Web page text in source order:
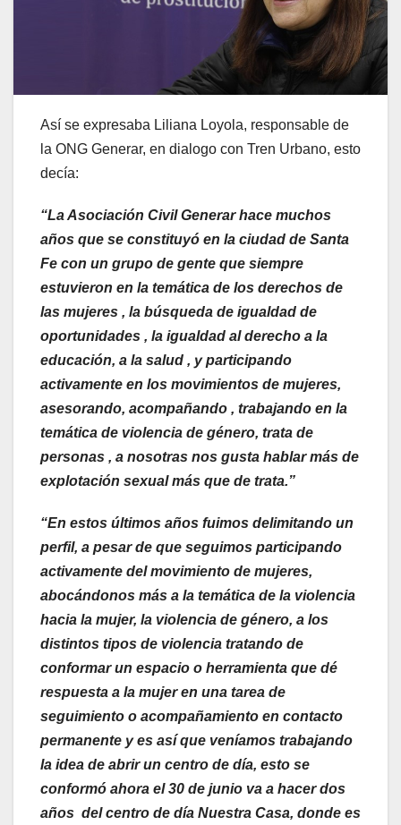
Así se expresaba Liliana Loyola, responsable de
la ONG Generar, en dialogo con Tren Urbano, esto
decía:
“La Asociación Civil Generar hace muchos
años que se constituyó en la ciudad de Santa
Fe con un grupo de gente que siempre
estuvieron en la temática de los derechos de
las mujeres , la búsqueda de igualdad de
oportunidades , la igualdad al derecho a la
educación, a la salud , y participando
activamente en los movimientos de mujeres,
asesorando, acompañando , trabajando en la
temática de violencia de género, trata de
personas , a nosotras nos gusta hablar más de
explotación sexual más que de trata.”
“En estos últimos años fuimos delimitando un
perfil, a pesar de que seguimos participando
activamente del movimiento de mujeres,
abocándonos más a la temática de la violencia
hacia la mujer, la violencia de género, a los
distintos tipos de violencia tratando de
conformar un espacio o herramienta que dé
respuesta a la mujer en una tarea de
seguimiento o acompañamiento en contacto
permanente y es así que veníamos trabajando
la idea de abrir un centro de día, esto se
conformó ahora el 30 de junio va a hacer dos
años del centro de día Nuestra Casa, donde es